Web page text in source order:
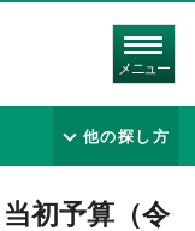
メニュー
他の探し方
初予算（令